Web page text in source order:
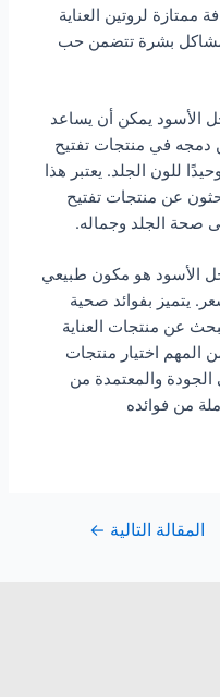
لروتين العناية
مشاكل بشرة تتضمن حب
الأسود يمكن أن يساعد
دمجه في منتجات تفتيح
للون الجلد. يعتبر هذا
عن منتجات تفتيح
صحة الجلد وجماله.
الأسود هو مكون طبيعي
يتميز بفوائد صحية
عن منتجات العناية
المهم اختيار منتجات
والمعتمدة من
من فوائده
المقالة التالية ←